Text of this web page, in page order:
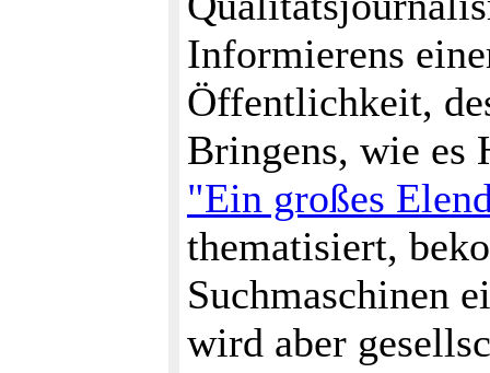
Informierens
Öffentlichkeit,
Bringens, wie es
"Ein großes
thematisiert,
Suchmaschinen
wird aber